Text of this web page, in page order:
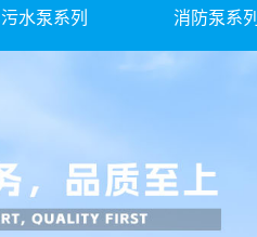
污水泵系列 消防泵系列